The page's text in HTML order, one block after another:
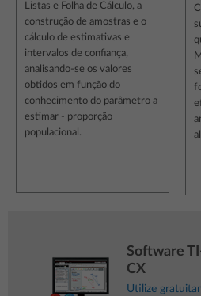
Listas e Folha de Cálculo, a
construção de amostras e o
cálculo de estimativas e
intervalos de confiança,
analisando-se os valores
obtidos em função do
conhecimento do parâmetro a
estimar - proporção
populacional.
Software
CX
Utilize